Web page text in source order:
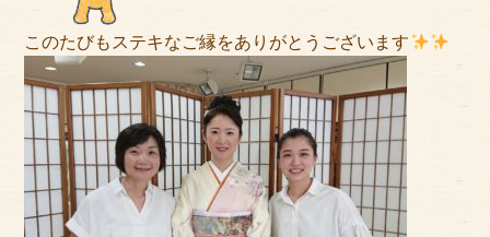
このたびもステキなご縁をありがとうございます